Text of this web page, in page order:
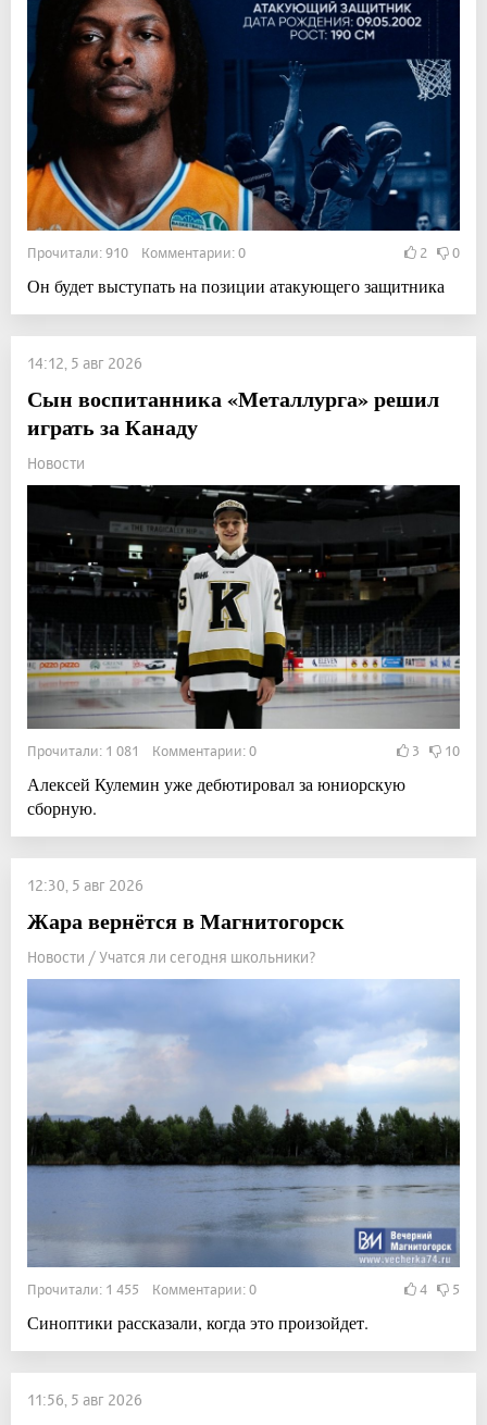
Прочитали: 910 Комментарии: 0 2 0
Он будет выступать на позиции атакующего защитника
14:12, 5 авг 2026
Сын воспитанника «Металлурга» решил
играть за Канаду
Новости
Прочитали: 1 081 Комментарии: 0 3 10
Алексей Кулемин уже дебютировал за юниорскую
сборную.
12:30, 5 авг 2026
Жара вернётся в Магнитогорск
Новости / Учатся ли сегодня школьники?
Прочитали: 1 455 Комментарии: 0 4 5
Синоптики рассказали, когда это произойдет.
11:56, 5 авг 2026